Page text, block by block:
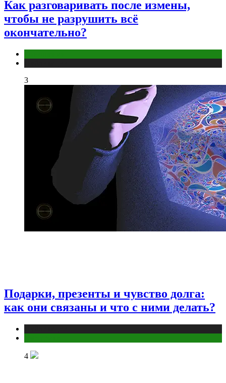
Как разговаривать после измены,
чтобы не разрушить всё
окончательно?
3
Подарки, презенты и чувство долга:
как они связаны и что с ними делать?
4